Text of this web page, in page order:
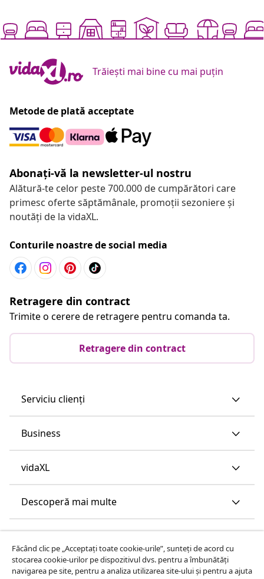
Trăiești mai bine cu mai puțin
Metode de plată acceptate
Abonați-vă la newsletter-ul nostru
Alătură-te celor peste 700.000 de cumpărători care
primesc oferte săptămânale, promoții sezoniere și
noutăți de la vidaXL.
Conturile noastre de social media
Retragere din contract
Trimite o cerere de retragere pentru comanda ta.
Retragere din contract
Serviciu clienți
Business
vidaXL
Descoperă mai multe
Făcând clic pe „Acceptați toate cookie-urile”, sunteți de acord cu
stocarea cookie-urilor pe dispozitivul dvs. pentru a îmbunătăți
navigarea pe site, pentru a analiza utilizarea site-ului și pentru a ajuta